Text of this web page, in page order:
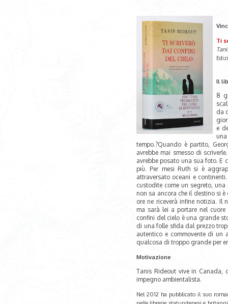
Ti
Il
8
da
e
tempo.?Quando è partito,
avrebbe mai smesso di
avrebbe posato una sua foto. E
più. Per mesi Ruth si è
attraversato oceani e
custodite come un segreto,
non sa ancora che il destino si
ore ne riceverà infine notizia. Il
ma sarà lei a portare nel
confini del cielo è una grande
di una folle sfida dal prezzo
autentico e commovente di un
qualcosa di troppo grande per
Motivazione
Tanis Rideout vive in Canada,
impegno ambientalista.
Nel 2012 ha pubblicato il suo